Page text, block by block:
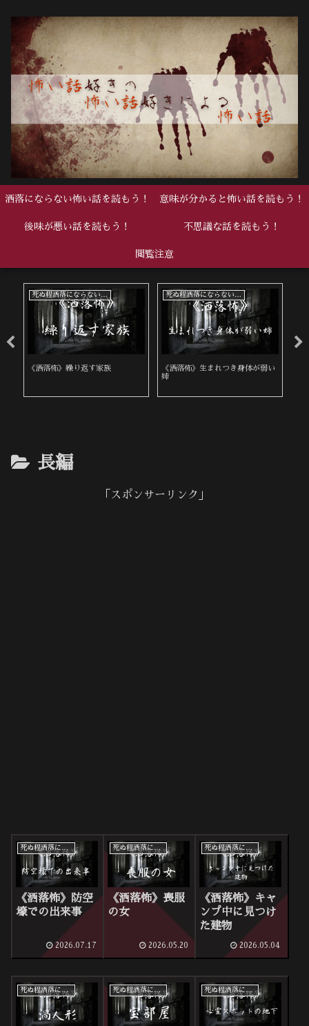
洒落にならない怖い話を読もう！ 意味が分かると怖い話を読もう！
後味が悪い話を読もう！ 不思議な話を読もう！
閲覧注意
死ぬ程洒落にならない怖い話
《洒落怖》繰り返す家族
死ぬ程洒落にならない怖い話
《洒落怖》生まれつき身体が弱い
姉
長編
「スポンサーリンク」
死ぬ程洒落にならない怖い話
《洒落怖》防空
壕での出来事
2026.07.17
死ぬ程洒落にならない怖い話
《洒落怖》喪服
の女
2026.05.20
死ぬ程洒落にならない怖い話
《洒落怖》キャ
ンプ中に見つけ
た建物
2026.05.04
死ぬ程洒落にならない怖い話 死ぬ程洒落にならない怖い話 死ぬ程洒落にならない怖い話